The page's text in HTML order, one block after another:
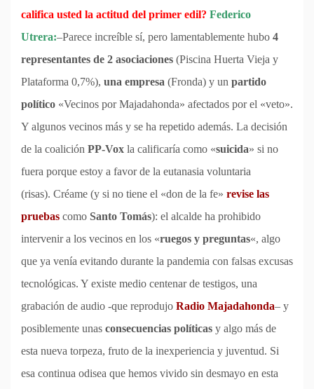
califica usted la actitud del primer edil? Federico
Utrera:–Parece increíble sí, pero lamentablemente hubo 4
representantes de 2 asociaciones (Piscina Huerta Vieja y
Plataforma 0,7%), una empresa (Fronda) y un partido
político «Vecinos por Majadahonda» afectados por el «veto».
Y algunos vecinos más y se ha repetido además. La decisión
de la coalición PP-Vox la calificaría como «suicida» si no
fuera porque estoy a favor de la eutanasia voluntaria
(risas). Créame (y si no tiene el «don de la fe» revise las
pruebas como Santo Tomás): el alcalde ha prohibido
intervenir a los vecinos en los «ruegos y preguntas«, algo
que ya venía evitando durante la pandemia con falsas excusas
tecnológicas. Y existe medio centenar de testigos, una
grabación de audio -que reprodujo Radio Majadahonda– y
posiblemente unas consecuencias políticas y algo más de
esta nueva torpeza, fruto de la inexperiencia y juventud. Si
esa continua odisea que hemos vivido sin desmayo en esta